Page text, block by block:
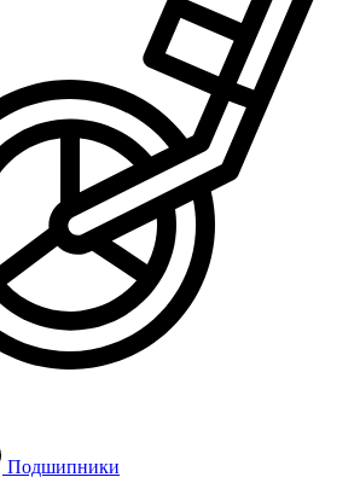
Подшипники